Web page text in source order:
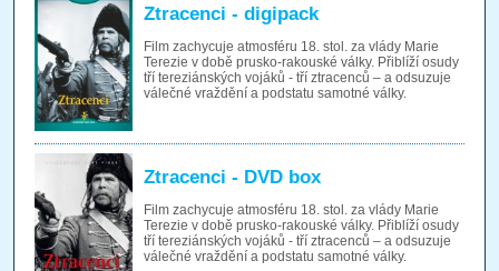
Ztracenci - digipack
Film zachycuje atmosféru 18. stol. za vlády Marie
Terezie v době prusko-rakouské války. Přiblíží osudy
tří tereziánských vojáků - tří ztracenců – a odsuzuje
válečné vraždění a podstatu samotné války.
Ztracenci - DVD box
Film zachycuje atmosféru 18. stol. za vlády Marie
Terezie v době prusko-rakouské války. Přiblíží osudy
tří tereziánských vojáků - tří ztracenců – a odsuzuje
válečné vraždění a podstatu samotné války.